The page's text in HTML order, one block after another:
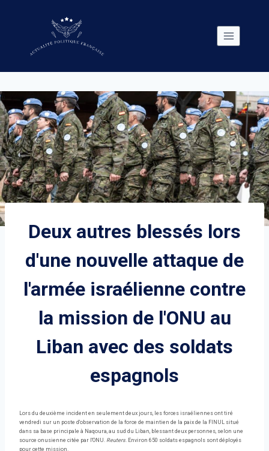
Deux autres blessés lors
d'une nouvelle attaque de
l'armée israélienne contre
la mission de l'ONU au
Liban avec des soldats
espagnols
Lors du deuxième incident en seulement deux jours, les forces israéliennes ont tiré
vendredi sur un poste d'observation de la force de maintien de la paix de la FINUL situé
dans sa base principale à Naqoura, au sud du Liban, blessant deux personnes, selon une
source onusienne citée par l'ONU. Reuters. Environ 650 soldats espagnols sont déployés
pour cette mission.